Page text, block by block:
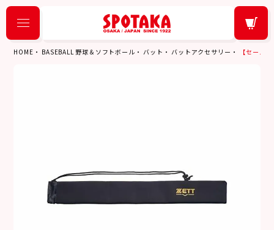
HOME BASEBALL 野球＆ソフトボール バット バットアクセサリー 【セール